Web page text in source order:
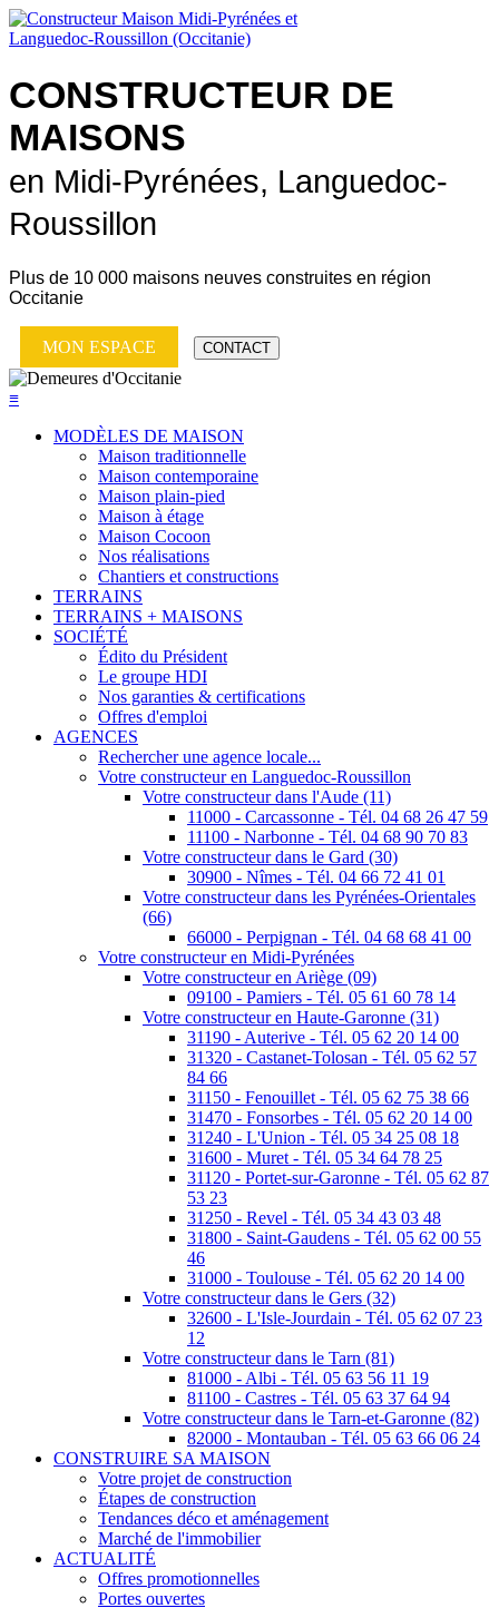
CONSTRUCTEUR DE
MAISONS
en Midi-Pyrénées, Languedoc-
Roussillon
Plus de 10 000 maisons neuves construites en région
Occitanie
MON ESPACE CONTACT
≡
MODÈLES DE MAISON
Maison traditionnelle
Maison contemporaine
Maison plain-pied
Maison à étage
Maison Cocoon
Nos réalisations
Chantiers et constructions
TERRAINS
TERRAINS + MAISONS
SOCIÉTÉ
Édito du Président
Le groupe HDI
Nos garanties & certifications
Offres d'emploi
AGENCES
Rechercher une agence locale...
Votre constructeur en Languedoc-Roussillon
Votre constructeur dans l'Aude (11)
11000 - Carcassonne - Tél. 04 68 26 47 59
11100 - Narbonne - Tél. 04 68 90 70 83
Votre constructeur dans le Gard (30)
30900 - Nîmes - Tél. 04 66 72 41 01
Votre constructeur dans les Pyrénées-Orientales
(66)
66000 - Perpignan - Tél. 04 68 68 41 00
Votre constructeur en Midi-Pyrénées
Votre constructeur en Ariège (09)
09100 - Pamiers - Tél. 05 61 60 78 14
Votre constructeur en Haute-Garonne (31)
31190 - Auterive - Tél. 05 62 20 14 00
31320 - Castanet-Tolosan - Tél. 05 62 57
84 66
31150 - Fenouillet - Tél. 05 62 75 38 66
31470 - Fonsorbes - Tél. 05 62 20 14 00
31240 - L'Union - Tél. 05 34 25 08 18
31600 - Muret - Tél. 05 34 64 78 25
31120 - Portet-sur-Garonne - Tél. 05 62 87
53 23
31250 - Revel - Tél. 05 34 43 03 48
31800 - Saint-Gaudens - Tél. 05 62 00 55
46
31000 - Toulouse - Tél. 05 62 20 14 00
Votre constructeur dans le Gers (32)
32600 - L'Isle-Jourdain - Tél. 05 62 07 23
12
Votre constructeur dans le Tarn (81)
81000 - Albi - Tél. 05 63 56 11 19
81100 - Castres - Tél. 05 63 37 64 94
Votre constructeur dans le Tarn-et-Garonne (82)
82000 - Montauban - Tél. 05 63 66 06 24
CONSTRUIRE SA MAISON
Votre projet de construction
Étapes de construction
Tendances déco et aménagement
Marché de l'immobilier
ACTUALITÉ
Offres promotionnelles
Portes ouvertes